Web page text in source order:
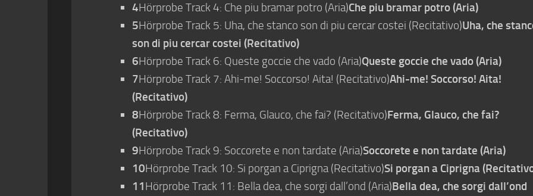
4Hörprobe Track 4: Che piu bramar potro (Aria)Che piu bramar potro (Aria)
5Hörprobe Track 5: Uha, che stanco son di piu cercar costei (Recitativo)Uha, che
son di piu cercar costei (Recitativo)
6Hörprobe Track 6: Queste goccie che vado (Aria)Queste goccie che vado (Aria)
7Hörprobe Track 7: Ahi-me! Soccorso! Aita! (Recitativo)Ahi-me! Soccorso! Aita!
(Recitativo)
8Hörprobe Track 8: Ferma, Glauco, che fai? (Recitativo)Ferma, Glauco, che fai?
(Recitativo)
9Hörprobe Track 9: Soccorete e non tardate (Aria)Soccorete e non tardate (Aria)
10Hörprobe Track 10: Si porgan a Ciprigna (Recitativo)Si porgan a Ciprigna
11Hörprobe Track 11: Bella dea, che sorgi dall’ond (Aria)Bella dea, che sorgi dall’ond